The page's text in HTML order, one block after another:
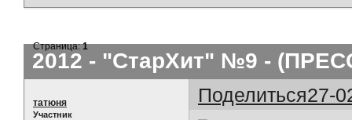
2012 - "СтарХит" №9 -
Страница:1
Поделиться27-
татюня
Участник